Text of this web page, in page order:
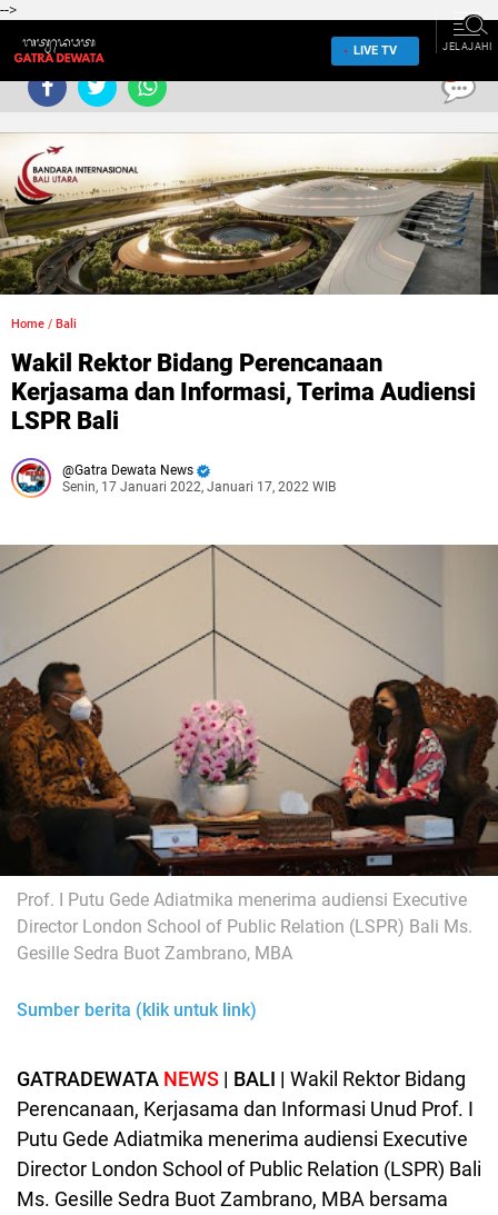
-->
LIVE TV JELAJAHI
Home / Bali
Wakil Rektor Bidang Perencanaan
Kerjasama dan Informasi, Terima Audiensi
LSPR Bali
Gatra Dewata News
Senin, 17 Januari 2022, Januari 17, 2022 WIB
Prof. I Putu Gede Adiatmika menerima audiensi Executive
Director London School of Public Relation (LSPR) Bali Ms.
Gesille Sedra Buot Zambrano, MBA
Sumber berita (klik untuk link)
GATRADEWATA NEWS | BALI | Wakil Rektor Bidang
Perencanaan, Kerjasama dan Informasi Unud Prof. I
Putu Gede Adiatmika menerima audiensi Executive
Director London School of Public Relation (LSPR) Bali
Ms. Gesille Sedra Buot Zambrano, MBA bersama